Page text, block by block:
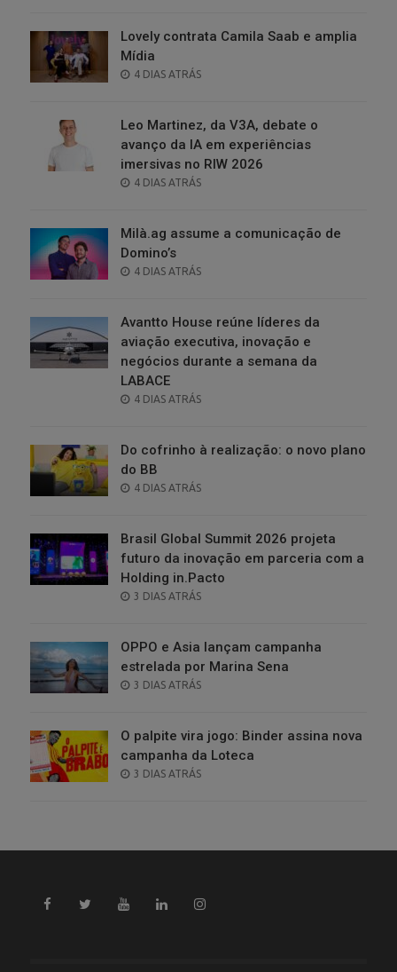
Lovely contrata Camila Saab e amplia
Mídia
POSTED
4 DIAS ATRÁS
Leo Martinez, da V3A, debate o
avanço da IA em experiências
imersivas no RIW 2026
POSTED
4 DIAS ATRÁS
Milà.ag assume a comunicação de
Domino’s
POSTED
4 DIAS ATRÁS
Avantto House reúne líderes da
aviação executiva, inovação e
negócios durante a semana da
LABACE
POSTED
4 DIAS ATRÁS
Do cofrinho à realização: o novo plano
do BB
POSTED
4 DIAS ATRÁS
Brasil Global Summit 2026 projeta
futuro da inovação em parceria com a
Holding in.Pacto
POSTED
3 DIAS ATRÁS
OPPO e Asia lançam campanha
estrelada por Marina Sena
POSTED
3 DIAS ATRÁS
O palpite vira jogo: Binder assina nova
campanha da Loteca
POSTED
3 DIAS ATRÁS